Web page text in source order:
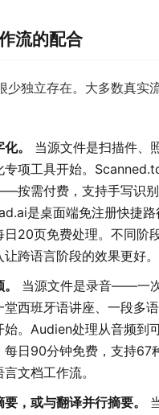
流的配合
少独立存在。大多数真实
。
当源文件是扫描件、
专项工具开始。
按需付费，支持手写识别
是桌面端免注册快捷
日20页免费处理。不同阶
跨语言阶段的效果更好。
当源文件是录音——一
堂西班牙语讲座、一段多
始。Audien处理从音频到
每日90分钟免费，支持67
文档工作流。
，或与翻译并行摘要。